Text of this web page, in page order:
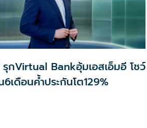
รุกVirtual Bankอุ้มเอสเอ็มอี โชว์
เดือนค้ำประกันโต129%